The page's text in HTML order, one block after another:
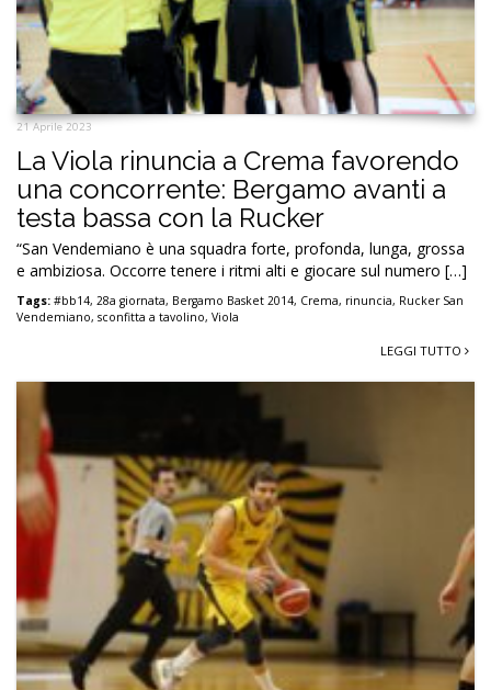
21 Aprile 2023
La Viola rinuncia a Crema favorendo
una concorrente: Bergamo avanti a
testa bassa con la Rucker
“San Vendemiano è una squadra forte, profonda, lunga, grossa
e ambiziosa. Occorre tenere i ritmi alti e giocare sul numero […]
Tags: #bb14, 28a giornata, Bergamo Basket 2014, Crema, rinuncia, Rucker San
Vendemiano, sconfitta a tavolino, Viola
LEGGI TUTTO